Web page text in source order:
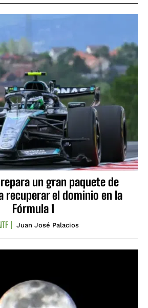
un gran paquete de
recuperar el dominio en la
Fórmula 1
Juan José Palacios